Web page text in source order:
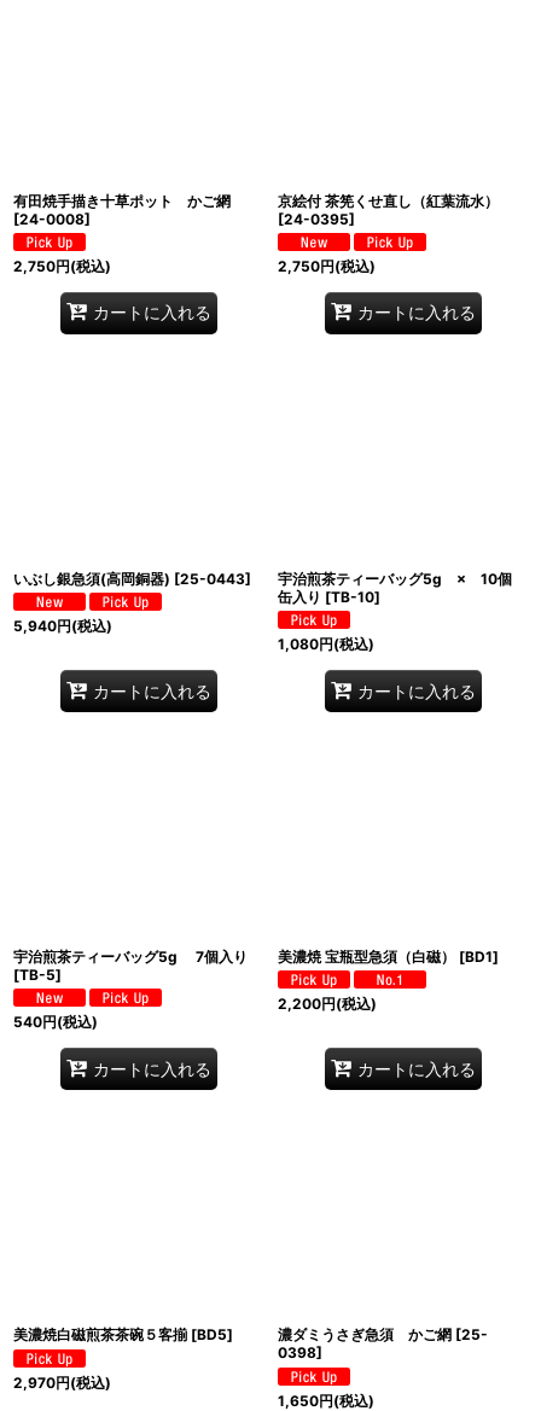
有田焼手描き十草ポット かご網
[24-0008]
2,750円(税込)
カートに入れる
京絵付 茶筅くせ直し（紅葉流水）
[24-0395]
2,750円(税込)
カートに入れる
いぶし銀急須(高岡銅器) [25-0443]
5,940円(税込)
カートに入れる
宇治煎茶ティーバッグ5g × 10個
缶入り [TB-10]
1,080円(税込)
カートに入れる
宇治煎茶ティーバッグ5g 7個入り
[TB-5]
540円(税込)
カートに入れる
美濃焼 宝瓶型急須（白磁） [BD1]
2,200円(税込)
カートに入れる
美濃焼白磁煎茶茶碗５客揃 [BD5]
2,970円(税込)
濃ダミうさぎ急須 かご網 [25-
0398]
1,650円(税込)